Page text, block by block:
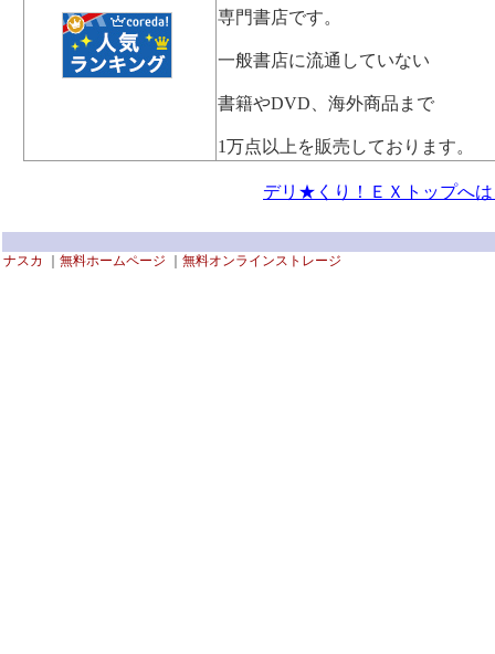
専門書店です。
一般書店に流通していない
書籍やDVD、海外商品まで
1万点以上を販売しております。
デリ★くり！ＥＸトップへ
ナスカ 無料ホームページ 無料オンラインストレージ